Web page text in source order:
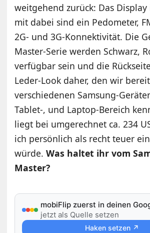
weitgehend zurück: Das Display
mit dabei sind ein Pedometer,
2G- und 3G-Konnektivität. Die
Master-Serie werden Schwarz,
verfügbar sein und die
Leder-Look daher, den wir
verschiedenen Samsung-
Tablet-, und Laptop-Bereich
liegt bei umgerechnet ca. 234
ich persönlich als recht teuer
würde.Was haltet ihr vom
Master?
mobiFlip zuerst in deinen
jetzt als Quelle setzen
Haken setzen ↗